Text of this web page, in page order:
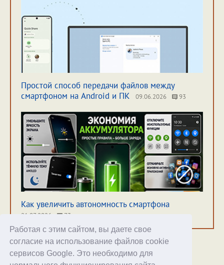
Работая с этим сайтом, вы даете свое
согласие на использование файлов cookie
сервисов Google. Это необходимо для
Простой способ передачи файлов между
смартфоном на Android и ПК
09.06.2026 93
Как увеличить автономность смартфона
21.07.2026 73